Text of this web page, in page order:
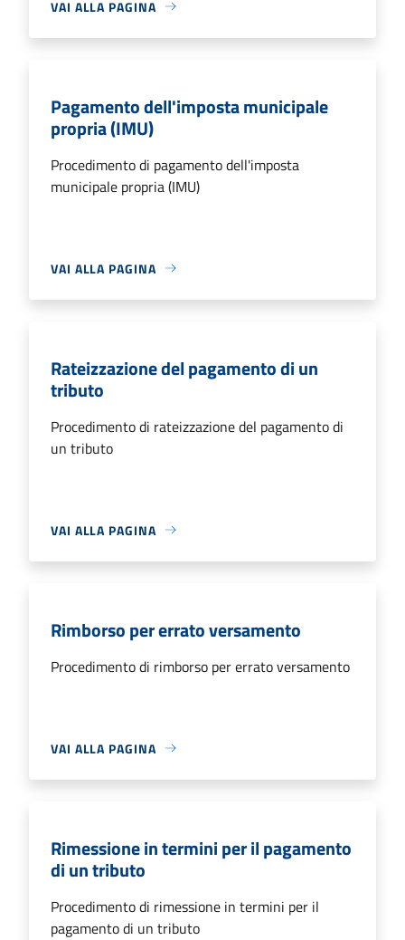
VAI ALLA PAGINA
Pagamento dell'imposta municipale
propria (IMU)
Procedimento di pagamento dell'imposta
municipale propria (IMU)
VAI ALLA PAGINA
Rateizzazione del pagamento di un
tributo
Procedimento di rateizzazione del pagamento di
un tributo
VAI ALLA PAGINA
Rimborso per errato versamento
Procedimento di rimborso per errato versamento
VAI ALLA PAGINA
Rimessione in termini per il pagamento
di un tributo
Procedimento di rimessione in termini per il
pagamento di un tributo